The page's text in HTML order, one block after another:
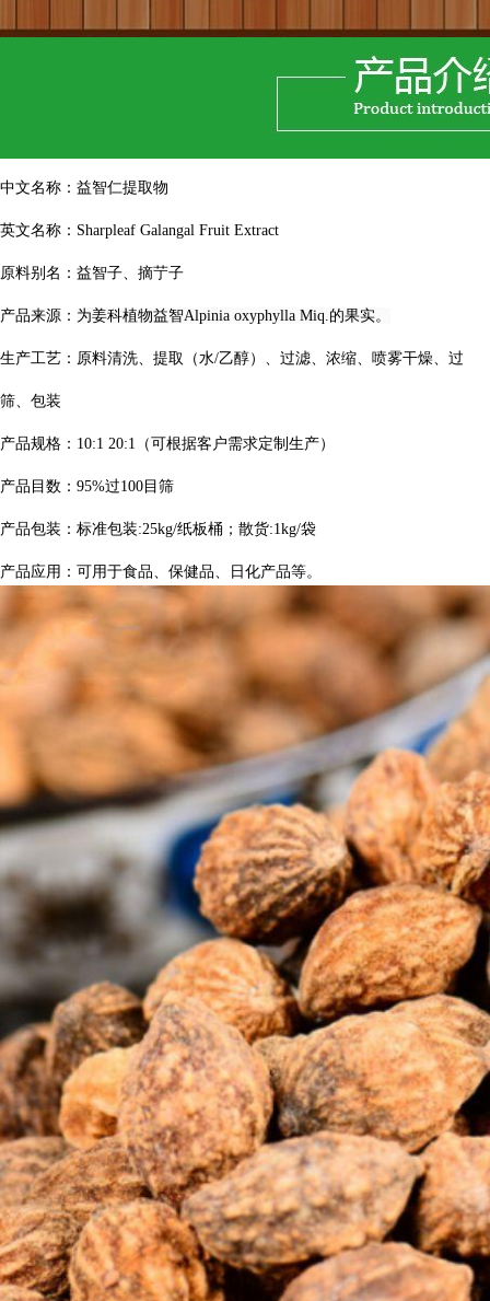
中文名称： 益智仁提取物
英文名称：Sharpleaf Galangal Fruit Extract
原料别名： 益智子、摘艼子
产品来源： 为姜科植物益智Alpinia oxyphylla Miq.的果实。
生产工艺：原料清洗、提取（水/乙醇）、过滤、浓缩、喷雾干燥、过
筛、包装
产品规格：10:1 20:1（可根据客户需求定制生产）
产品目数：95%过100目筛
产品包装：标准包装:25kg/纸板桶；散货:1kg/袋
产品应用： 可用于食品、保健品、日化产品等。